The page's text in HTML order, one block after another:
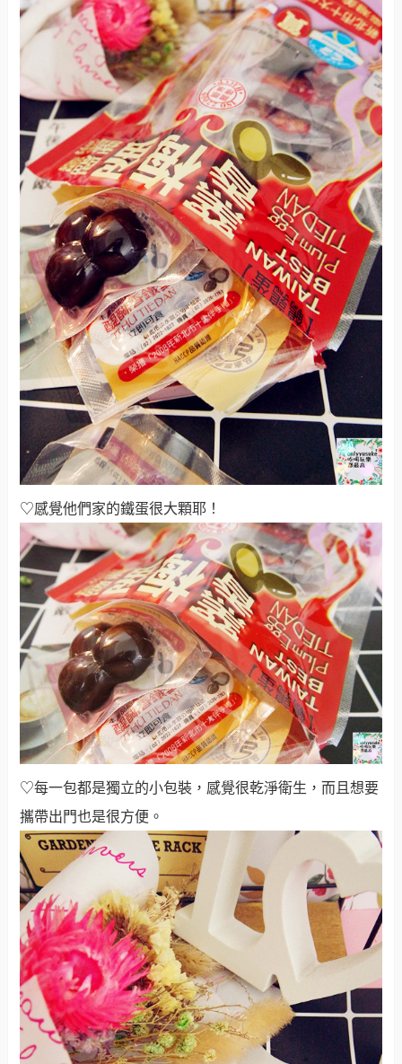
♡感覺他們家的鐵蛋很大顆耶！
♡每一包都是獨立的小包裝，感覺很乾淨衛生，而且想要
攜帶出門也是很方便 。